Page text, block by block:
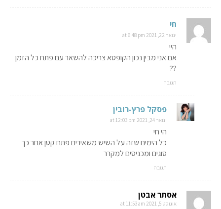
חי
ינואר 22, 2021 at 6:48 pm
היי
אם אני מבין נכון הקופסא צריכה להשאר עם פתח כל הזמן
??
תגובה
פסקל פרץ-רובין
ינואר 24, 2021 at 12:03 pm
הי חי
כל הימים שזה על השיש משאירים פתח קטן אחר כך
סוגים ומכניסים למקרר
תגובה
אסתר אבטן
אוגוסט 5, 2021 at 11:53 am